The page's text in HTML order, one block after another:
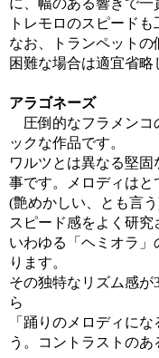
に、幅のある響きで一
トレモロのスピード
なお、トランペットの
困難な場合は適宜省略
アラゴネーズ
圧倒的なフラメンコ
ックな作品です。
ワルツとは異なる堅
事です。メロディはと
(艶めかしい、とも言
スピード感をよく研究
いわゆる「ヘミオラ
ります。
その独特なリズム感
ら
「踊りのメロディに
う。コントラストのあ